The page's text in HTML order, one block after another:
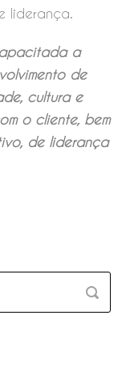
liderança.
a
de
cultura e
o cliente, bem
de liderança